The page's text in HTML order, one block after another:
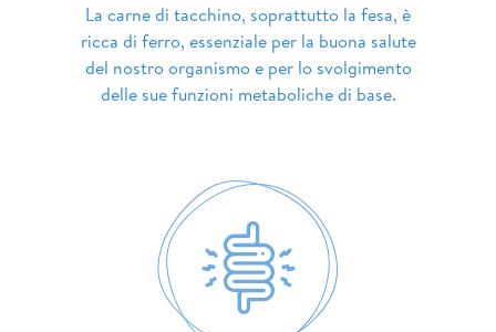
La carne di tacchino, soprattutto la fesa, è
ricca di ferro, essenziale per la buona salute
del nostro organismo e per lo svolgimento
delle sue funzioni metaboliche di base.